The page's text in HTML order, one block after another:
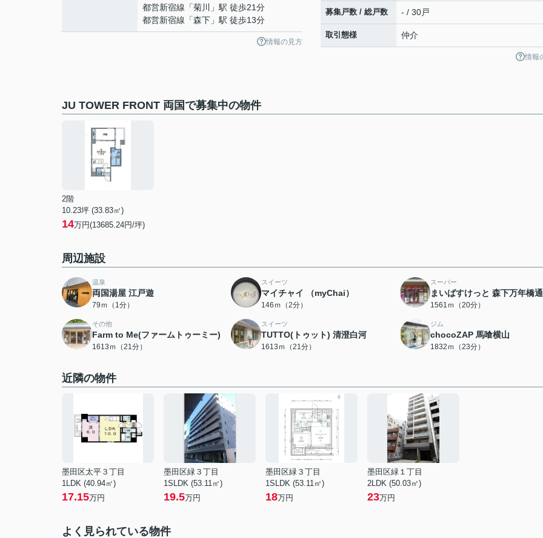
都営新宿線 「菊川
」駅 徒歩21分
都営新宿線 「森下 」駅 徒歩13分
情報の見方
募集戸数 / 総戸数 - / 30戸
取引態様 仲介
情報
JU TOWER FRONT 両国で募集中の物件
2階
10.23坪 (33.83㎡)
14万円(13685.24円/坪)
周辺施設
温泉
両国湯屋 江戸遊
79ｍ（1分）
スイーツ
マイチャイ （myChai）
146ｍ（2分）
スーパー
まいばすけっと 森下万年橋
1561ｍ（20分）
その他
Farm to Me(ファームトゥーミー)
1613ｍ（21分）
スイーツ
TUTTO(トゥット) 清澄白河
1613ｍ（21分）
ジム
chocoZAP 馬喰横山
1832ｍ（23分）
近隣の物件
墨田区太平３丁目
1LDK (40.94㎡)
17.15万円
墨田区緑３丁目
1SLDK (53.11㎡)
19.5万円
墨田区緑３丁目
1SLDK (53.11㎡)
18万円
墨田区緑１丁目
2LDK (50.03㎡)
23万円
よく見られている物件